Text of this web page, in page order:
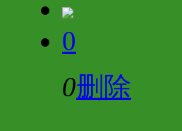
0
0删除